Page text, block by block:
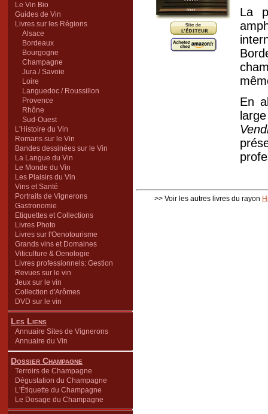
Le Vin Bio
Guides de Vin
Livres sur les Régions
Alsace
Bordeaux
Bourgogne
Champagne
Jura / Savoie
Loire
Languedoc / Roussillon
Provence
Rhône
Sud-Ouest
L'Histoire du Vin
Romans sur le Vin
Bandes dessinées sur le Vin
La Langue du Vin
Le Monde du Vin
Les Plaisirs du Vin
Vins et Santé
Portraits de Vignerons
Gastronomie
Etiquettes et Collections
Livres Photo
Livres sur l'Oenotourisme
Grands vins et Domaines
Viticulture & Oenologie
Livres professionnels: Gestion
Revues sur le vin
Jeux sur le vin
Collection d'Arômes
DVD sur le vin
Les Liens
Annuaire Sites de Vignerons
Annuaire du Vin
Dossier Champagne
Terroirs de Champagne
Dégustation du Champagne
L'Étiquette du Champagne
Le Dosage du Champagne
La
En
>> Voir les autres livres du rayon